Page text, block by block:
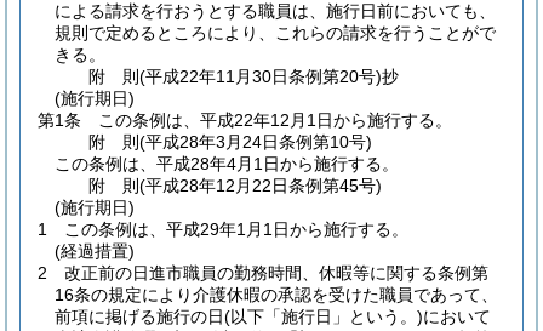
による請求を行おうとする職員は、施行日前においても、
規則で定めるところにより、これらの請求を行うことがで
きる。
附 則(平成22年11月30日条例第20号)抄
(施行期日)
第1条
この条例は、平成22年12月1日から施行する。
附 則(平成28年3月24日条例第10号)
この条例は、平成28年4月1日から施行する。
附 則(平成28年12月22日条例第45号)
(施行期日)
1
この条例は、平成29年1月1日から施行する。
(経過措置)
2
改正前の日進市職員の勤務時間、休暇等に関する条例第
16条の規定により介護休暇の承認を受けた職員であって、
前項に掲げる施行の日(以下「施行日」という。)において